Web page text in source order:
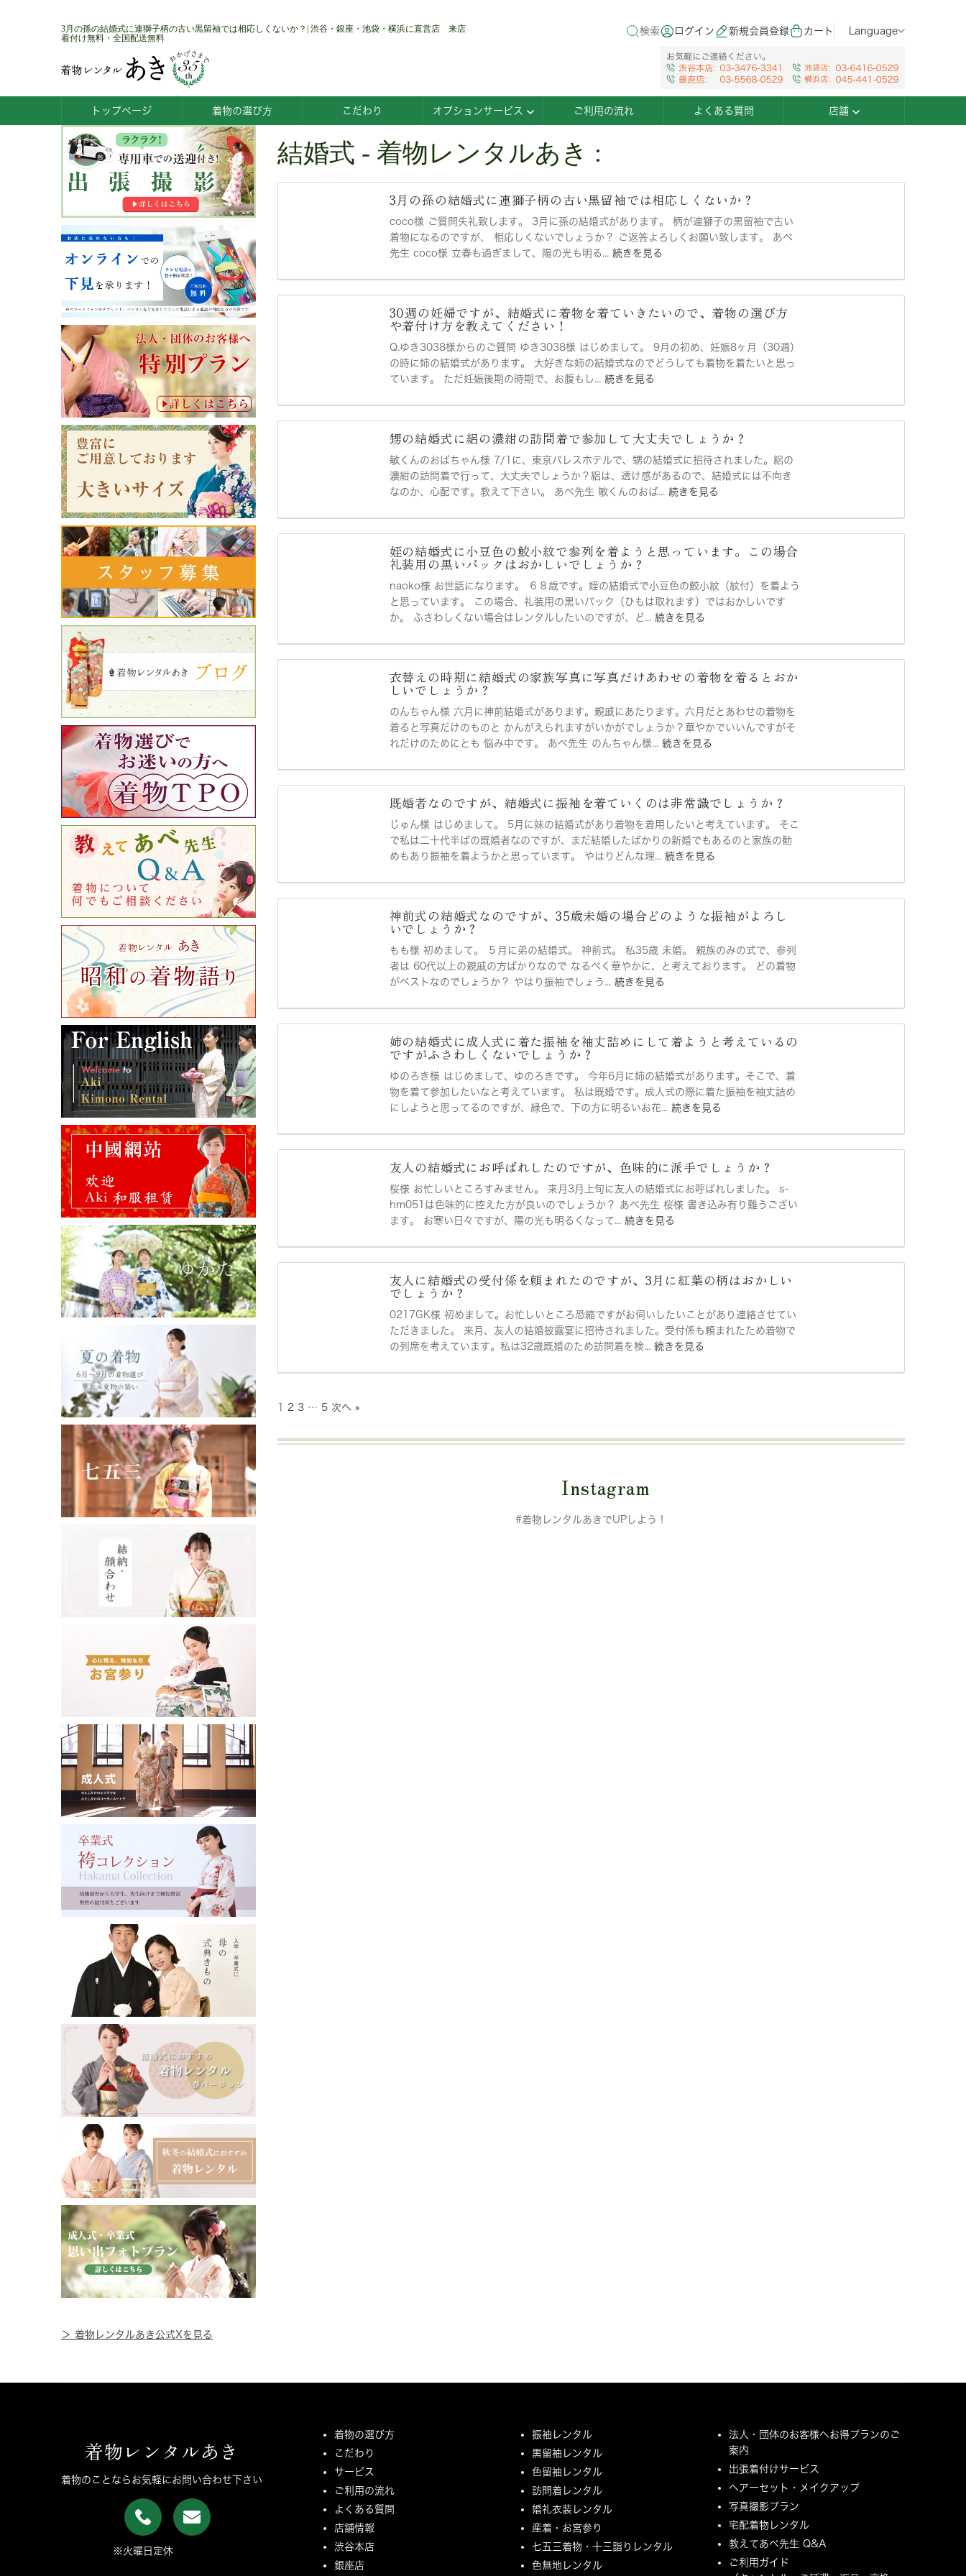
3月の孫の結婚式に連獅子柄の古い黒留袖では相応しくないか？| 渋谷・銀座・池袋・横浜に直営店 来店
着付け無料・全国配送無料
検索 ログイン 新規会員登録 カート Language
トップページ 着物の選び方 こだわり オプションサービス ご利用の流れ よくある質問 店舗
＞ 着物レンタルあき公式Xを見る
結婚式 - 着物レンタルあき :
3月の孫の結婚式に連獅子柄の古い黒留袖では相応しくないか？
coco様 ご質問失礼致します。 3月に孫の結婚式があります。 柄が連獅子の黒留袖で古い
着物になるのですが、 相応しくないでしょうか？ ご返答よろしくお願い致します。 あべ
先生 coco様 立春も過ぎまして、陽の光も明る... 続きを見る
30週の妊婦ですが、結婚式に着物を着ていきたいので、着物の選び方
や着付け方を教えてください！
Q.ゆき3038様からのご質問 ゆき3038様 はじめまして。 9月の初め、妊娠8ヶ月（30週）
の時に姉の結婚式があります。 大好きな姉の結婚式なのでどうしても着物を着たいと思っ
ています。 ただ妊娠後期の時期で、お腹もし... 続きを見る
甥の結婚式に絽の濃紺の訪問着で参加して大丈夫でしょうか？
敏くんのおばちゃん様 7/1に、東京パレスホテルで、甥の結婚式に招待されました。絽の
濃紺の訪問着で行って、大丈夫でしょうか？絽は、透け感があるので、結婚式には不向き
なのか、心配です。教えて下さい。 あべ先生 敏くんのおば... 続きを見る
姪の結婚式に小豆色の鮫小紋で参列を着ようと思っています。この場合
礼装用の黒いバックはおかしいでしょうか？
naoko様 お世話になります。 ６８歳です。姪の結婚式で小豆色の鮫小紋（紋付）を着よう
と思っています。 この場合、礼装用の黒いバック（ひもは取れます）ではおかしいです
か。 ふさわしくない場合はレンタルしたいのですが、ど... 続きを見る
衣替えの時期に結婚式の家族写真に写真だけあわせの着物を着るとおか
しいでしょうか？
のんちゃん様 六月に神前結婚式があります。親戚にあたります。六月だとあわせの着物を
着ると写真だけのものと かんがえられますがいかがでしょうか？華やかでいいんですがそ
れだけのためにとも 悩み中です。 あべ先生 のんちゃん様... 続きを見る
既婚者なのですが、結婚式に振袖を着ていくのは非常識でしょうか？
じゅん様 はじめまして。 5月に妹の結婚式があり着物を着用したいと考えています。 そこ
で私は二十代半ばの既婚者なのですが、まだ結婚したばかりの新婚でもあるのと家族の勧
めもあり振袖を着ようかと思っています。 やはりどんな理... 続きを見る
神前式の結婚式なのですが、35歳未婚の場合どのような振袖がよろし
いでしょうか？
もも様 初めまして。 ５月に弟の結婚式。 神前式。 私35歳 未婚。 親族のみの式で、参列
者は 60代以上の親戚の方ばかりなので なるべく華やかに、と考えております。 どの着物
がベストなのでしょうか？ やはり振袖でしょう... 続きを見る
姉の結婚式に成人式に着た振袖を袖丈詰めにして着ようと考えているの
ですがふさわしくないでしょうか？
ゆのろき様 はじめまして、ゆのろきです。 今年6月に姉の結婚式があります。そこで、着
物を着て参加したいなと考えています。 私は既婚です。成人式の際に着た振袖を袖丈詰め
にしようと思ってるのですが、緑色で、下の方に明るいお花... 続きを見る
友人の結婚式にお呼ばれしたのですが、色味的に派手でしょうか？
桜様 お忙しいところすみません。 来月3月上旬に友人の結婚式にお呼ばれしました。 s-
hm051は色味的に控えた方が良いのでしょうか？ あべ先生 桜様 書き込み有り難うござい
ます。 お寒い日々ですが、陽の光も明るくなって... 続きを見る
友人に結婚式の受付係を頼まれたのですが、3月に紅葉の柄はおかしい
でしょうか？
0217GK様 初めまして。お忙しいところ恐縮ですがお伺いしたいことがあり連絡させてい
ただきました。 来月、友人の結婚披露宴に招待されました。受付係も頼まれたため着物で
の列席を考えています。私は32歳既婚のため訪問着を検... 続きを見る
2 3 … 5 次へ »
Instagram
#着物レンタルあきでUPしよう！
着物レンタルあき
着物のことならお気軽にお問い合わせ下さい
※火曜日定休
着物の選び方
こだわり
サービス
ご利用の流れ
よくある質問
店舗情報
渋谷本店
銀座店
振袖レンタル
黒留袖レンタル
色留袖レンタル
訪問着レンタル
婚礼衣装レンタル
産着・お宮参り
七五三着物・十三詣りレンタル
色無地レンタル
法人・団体のお客様へお得プランのご
案内
出張着付けサービス
ヘアーセット・メイクアップ
写真撮影プラン
宅配着物レンタル
教えてあべ先生 Q&A
ご利用ガイド